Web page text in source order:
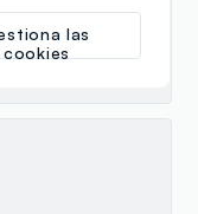
las
cookies